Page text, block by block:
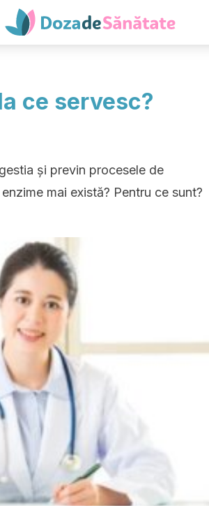
ce servesc?
și previn procesele de
mai există? Pentru ce sunt?